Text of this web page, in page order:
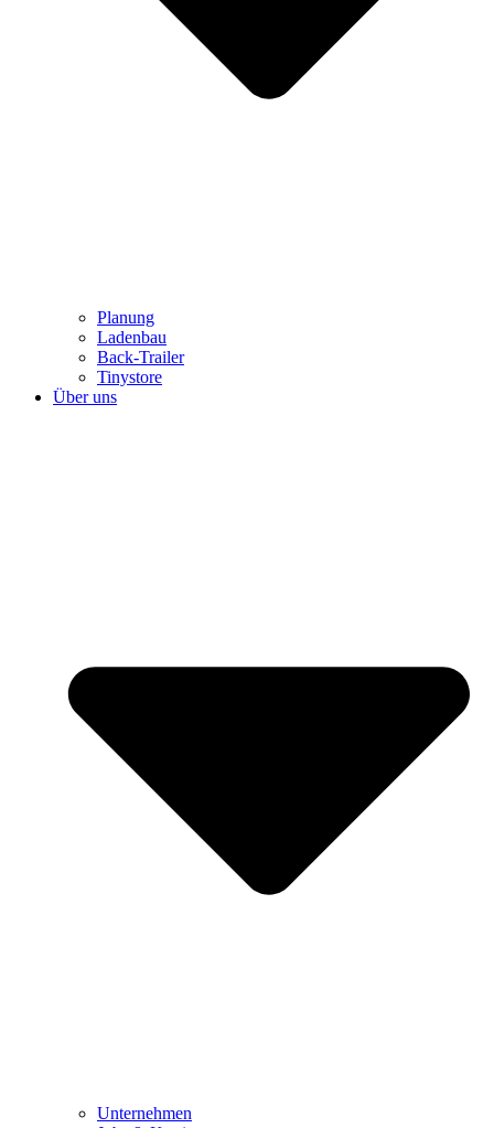
Planung
Ladenbau
Back-Trailer
Tinystore
Über uns
Unternehmen